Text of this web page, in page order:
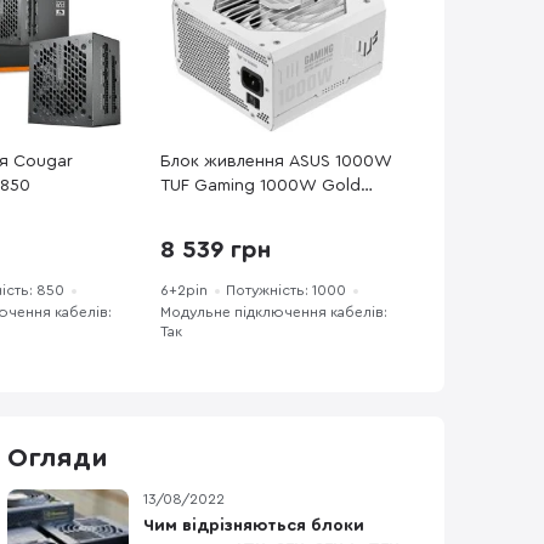
Cougar
850
кабелів:
Блок живлення ASUS 1000W
TUF Gaming 1000W Gold
8 539 грн
6+2pin
Потужність: 1000
Модульне підключення кабелів:
Так
Огляди
13/08/2022
Чим відрізняються блоки